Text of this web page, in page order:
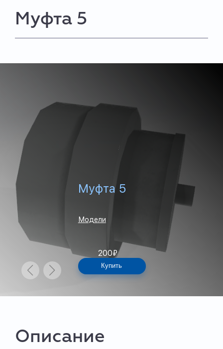
Муфта 5
Муфта 5
Модели
200₽
Купить
Описание